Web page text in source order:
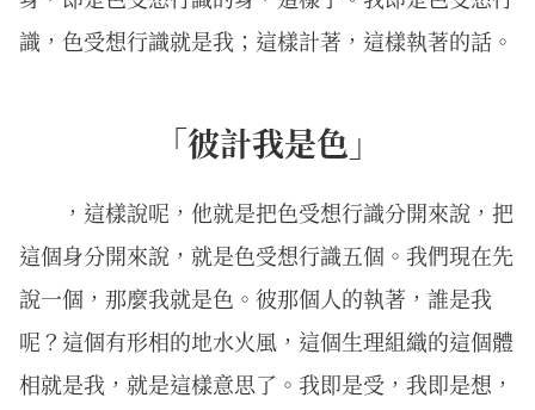
識，色受想行識就是我；這樣計著，這樣執著的話。
「彼計我是色」
，這樣說呢，他就是把色受想行識分開來說，把
這個身分開來說，就是色受想行識五個。我們現在先
說一個，那麼我就是色。彼那個人的執著，誰是我
呢？這個有形相的地水火風，這個生理組織的這個體
相就是我，就是這樣意思了。我即是受，我即是想，